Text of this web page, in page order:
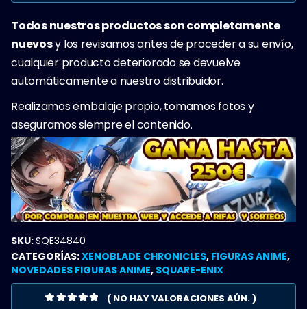
Todos nuestros productos son completamente
nuevosy los revisamos antes de proceder a su envío,
cualquier producto deteriorado se devuelve
automáticamente a nuestro distribuidor.
Realizamos embalaje propio, tomamos fotos y
aseguramos siempre el contenido.
SKU:SQE34840
CATEGORÍAS:XENOBLADE CHRONICLES, FIGURAS ANIME,
NOVEDADES FIGURAS ANIME, SQUARE-ENIX
( NO HAY VALORACIONES AÚN. )